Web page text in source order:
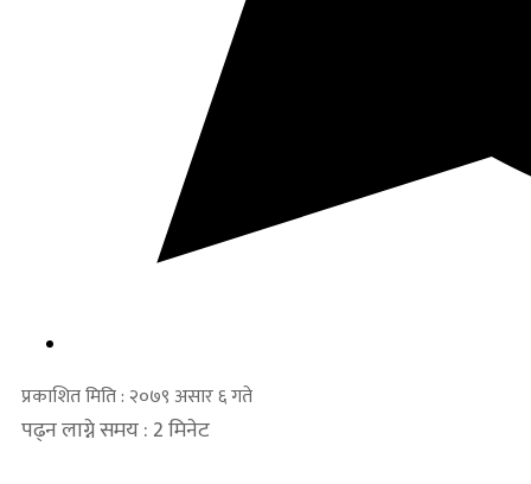
प्रकाशित मिति : २०७९ असार ६ गते
पढ्न लाग्ने समय : 2 मिनेट